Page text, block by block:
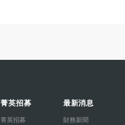
菁英招募
菁英招募
最新消息
財務新聞